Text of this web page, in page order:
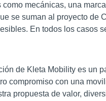
mecánicas, una
se suman al proyecto de
En todos los casos
de Kleta Mobility es un
compromiso con una
propuesta de valor,